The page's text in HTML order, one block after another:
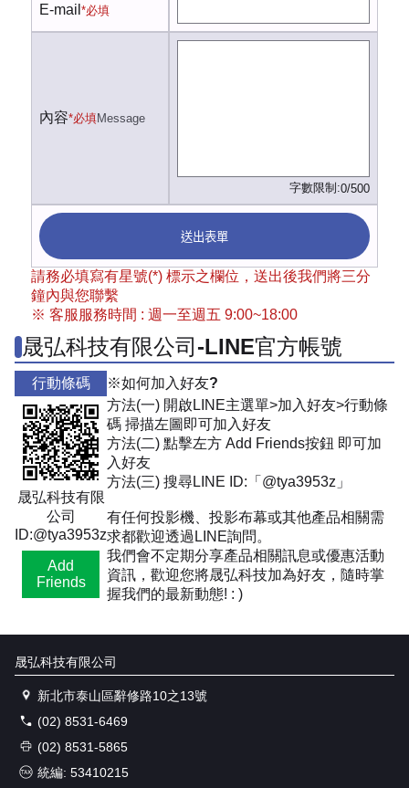
E-mail *必填
內容*必填Message
字數限制:0/500
送出表單
請務必填寫有星號(*) 標示之欄位，送出後我們將三分
鐘內與您聯繫
※ 客服服務時間 : 週一至週五 9:00~18:00
晟弘科技有限公司-LINE官方帳號
行動條碼
晟弘科技有限
公司
ID:@tya3953z
Add
Friends
※如何加入好友?
方法(一) 開啟LINE主選單>加入好友>行動條
碼 掃描左圖即可加入好友
方法(二) 點擊左方 Add Friends按鈕 即可加
入好友
方法(三) 搜尋LINE ID:「@tya3953z」
有任何投影機、投影布幕或其他產品相關需
求都歡迎透過LINE詢問。
我們會不定期分享產品相關訊息或優惠活動
資訊，歡迎您將晟弘科技加為好友，隨時掌
握我們的最新動態! : )
晟弘科技有限公司
新北市泰山區辭修路10之13號
(02) 8531-6469
(02) 8531-5865
統編: 53410215